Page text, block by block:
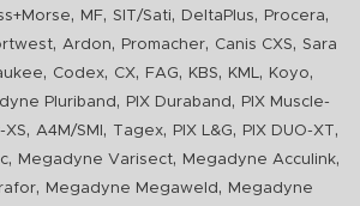
, MF, SIT/Sati, DeltaPlus, Procera,
, Ardon, Promacher, Canis CXS, Sara
, Codex, CX, FAG, KBS, KML, Koyo,
Pluriband , PIX Duraband ,
PIX Muscle-
XS, A4M/SMI , Tagex, PIX L&G, PIX DUO-XT,
, Megadyne Varisect, Megadyne Acculink,
, Megadyne Megaweld , Megadyne